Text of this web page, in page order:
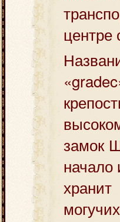
центре
замок
начало